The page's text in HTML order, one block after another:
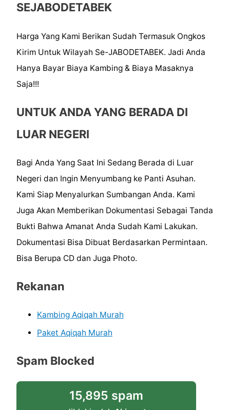
SEJABODETABEK
Harga Yang Kami Berikan Sudah Termasuk Ongkos
Kirim Untuk Wilayah Se-JABODETABEK. Jadi Anda
Hanya Bayar Biaya Kambing & Biaya Masaknya
Saja!!!
UNTUK ANDA YANG BERADA DI
LUAR NEGERI
Bagi Anda Yang Saat Ini Sedang Berada di Luar
Negeri dan Ingin Menyumbang ke Panti Asuhan.
Kami Siap Menyalurkan Sumbangan Anda. Kami
Juga Akan Memberikan Dokumentasi Sebagai Tanda
Bukti Bahwa Amanat Anda Sudah Kami Lakukan.
Dokumentasi Bisa Dibuat Berdasarkan Permintaan.
Bisa Berupa CD dan Juga Photo.
Rekanan
Kambing Aqiqah Murah
Paket Aqiqah Murah
Spam Blocked
15,895 spam